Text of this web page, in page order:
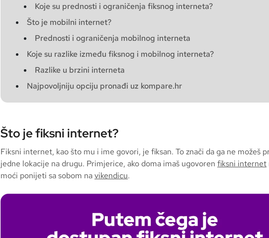
Koje su prednosti i ograničenja fiksnog interneta?
Što je mobilni internet?
Prednosti i ograničenja mobilnog interneta
Koje su razlike između fiksnog i mobilnog interneta?
Razlike u brzini interneta
Najpovoljniju opciju pronađi uz kompare.hr
Što je fiksni internet?
Fiksni internet, kao što mu i ime govori, je fiksan. To znači da ga ne možeš
jedne lokacije na drugu. Primjerice, ako doma imaš ugovoren fiksni internet
moći ponijeti sa sobom navikendicu.